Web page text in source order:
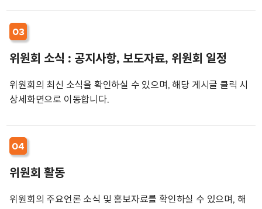
03
위원회 소식 : 공지사항, 보도자료, 위원회 일정
위원회의 최신 소식을 확인하실 수 있으며, 해당 게시글 클릭 시
상세화면으로 이동합니다.
04
위원회 활동
위원회의 주요언론 소식 및 홍보자료를 확인하실 수 있으며, 해